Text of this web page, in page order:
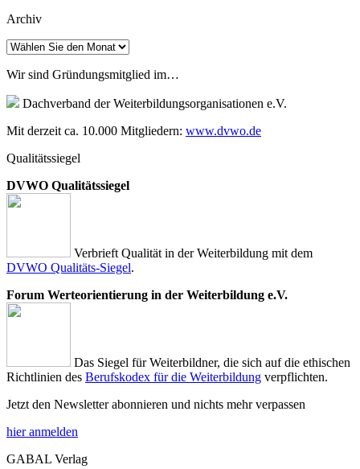
Archiv
Archiv
Wir sind Gründungsmitglied im…
Dachverband der Weiterbildungsorganisationen e.V.
Mit derzeit ca. 10.000 Mitgliedern: www.dvwo.de
Qualitätssiegel
DVWO Qualitätssiegel
Verbrieft Qualität in der Weiterbildung mit dem
DVWO Qualitäts-Siegel.
Forum Werteorientierung in der Weiterbildung e.V.
Das Siegel für Weiterbildner, die sich auf die ethischen
Richtlinien des Berufskodex für die Weiterbildung verpflichten.
Jetzt den Newsletter abonnieren und nichts mehr verpassen
hier anmelden
GABAL Verlag